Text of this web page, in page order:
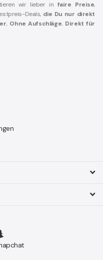
wir lieber in faire Preise,
Deals, die Du nur direkt
Ohne Aufschläge. Direkt für